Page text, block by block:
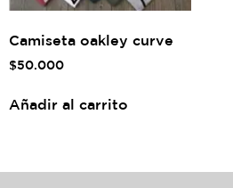
Camiseta oakley curve
$50.000
Añadir al carrito